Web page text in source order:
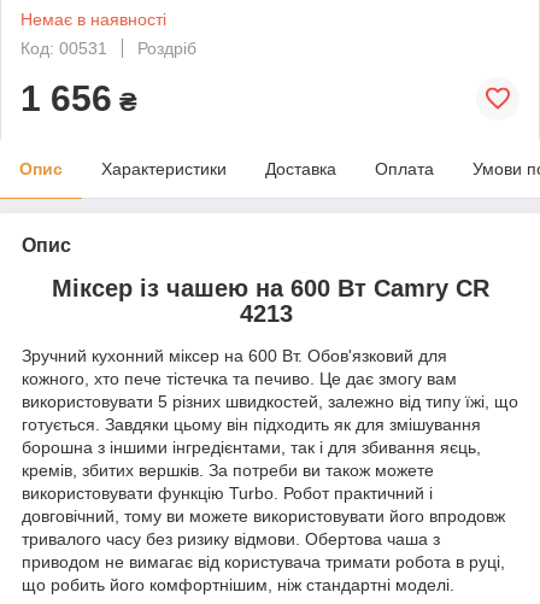
Немає в наявності
Код: 00531
Роздріб
1 656 ₴
Опис Характеристики Доставка Оплата Умови
Опис
Міксер із чашею на 600 Вт Camry CR
4213
Зручний кухонний міксер на 600 Вт. Обов'язковий для
кожного, хто пече тістечка та печиво. Це дає змогу вам
використовувати 5 різних швидкостей, залежно від типу їжі, що
готується. Завдяки цьому він підходить як для змішування
борошна з іншими інгредієнтами, так і для збивання яєць,
кремів, збитих вершків. За потреби ви також можете
використовувати функцію Turbo. Робот практичний і
довговічний, тому ви можете використовувати його впродовж
тривалого часу без ризику відмови. Обертова чаша з
приводом не вимагає від користувача тримати робота в руці,
що робить його комфортнішим, ніж стандартні моделі.